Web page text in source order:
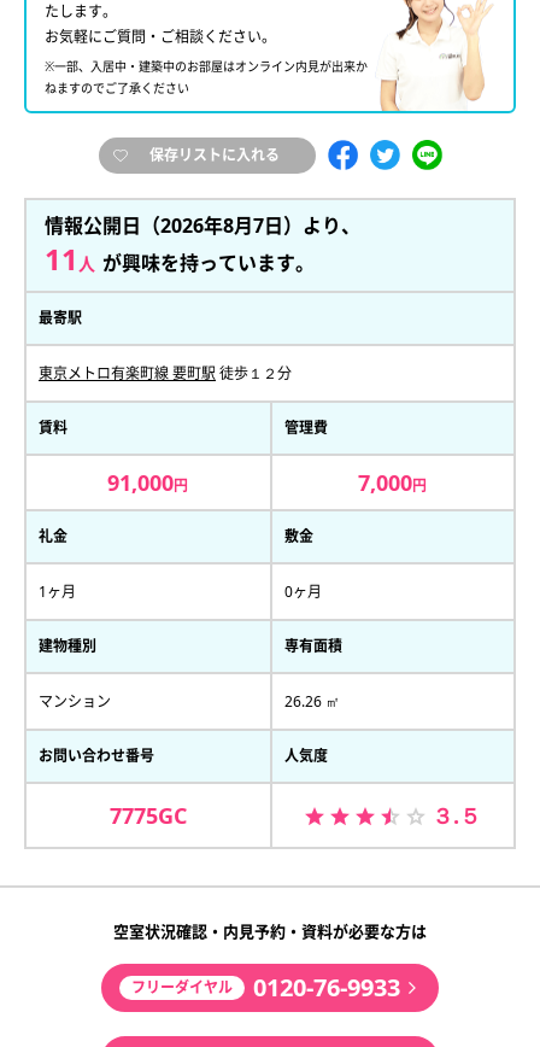
たします。
お気軽にご質問・ご相談ください。
※一部、入居中・建築中のお部屋はオンライン内見が出来か
ねますのでご了承ください
保存リストに入れる
情報公開日（2026年8月7日）より、
11 人 が興味を持っています。
最寄駅
東京メトロ有楽町線 要町駅 徒歩１２分
賃料
91,000円
管理費
7,000円
礼金
1ヶ月
敷金
0ヶ月
建物種別
マンション
専有面積
26.26 ㎡
お問い合わせ番号
7775GC
人気度
３.５
空室状況確認・内見予約・資料が必要な方は
フリーダイヤル 0120-76-9933